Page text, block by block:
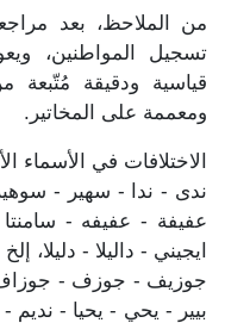
من الملاحظ، بعد
تسجيل المواطنين،
قياسية ودقيقة مُتّبعة
ومعممة على المخاتير.
الاختلافات في الأسماء
ندى - ندا - سهير -
عفيفة - عفيفه -
ايجيني - داليلا - دليلا، إلخ
جوزيف - جوزف -
بيير - يحي - يحيا -